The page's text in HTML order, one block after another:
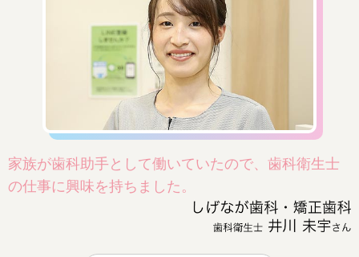
家族が歯科助手として働いていたので、歯科衛生士
の仕事に興味を持ちました。